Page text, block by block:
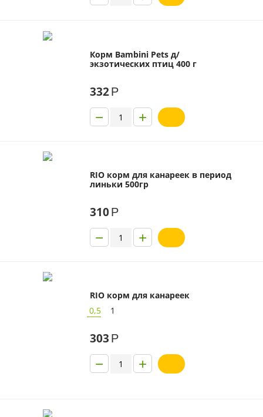
Корм Bambini Pets д/
экзотических птиц 400 г
332Р
+
−
RIO корм для канареек в период
линьки 500гр
310Р
+
−
RIO корм для канареек
0,5
1
303 Р
+
−